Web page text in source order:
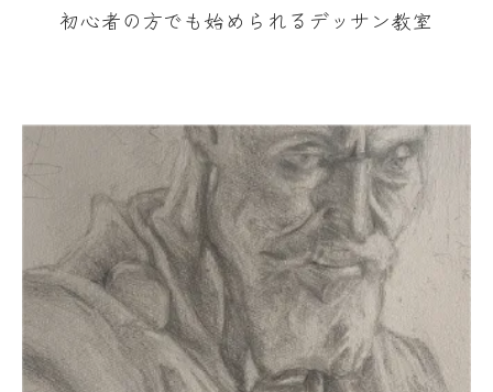
初心者の方でも始められるデッサン教室